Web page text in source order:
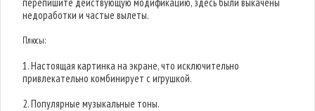
недоработки и частые вылеты.
Плюсы:
1. Настоящая картинка на экране, что исключительно
привлекательно комбинирует с игрушкой.
2. Популярные музыкальные тоны.